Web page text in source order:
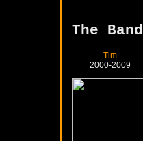
The Band
Tim
2000-2009